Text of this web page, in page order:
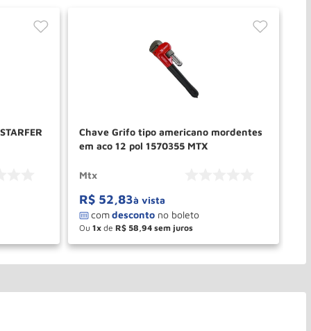
Chave Grifo tipo americano mordentes
em aco 12 pol 1570355 MTX
Mtx
R$ 52,83à vista
Ou 1 de R$ 58 94
＋
－ COMPRAR